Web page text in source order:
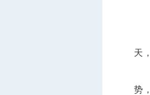
客
天
“
势